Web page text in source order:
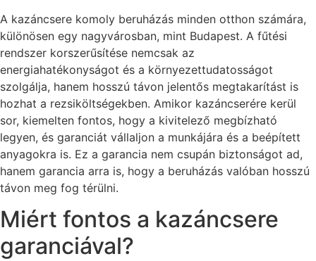
A kazáncsere komoly beruházás minden otthon számára,
különösen egy nagyvárosban, mint Budapest. A fűtési
rendszer korszerűsítése nemcsak az
energiahatékonyságot és a környezettudatosságot
szolgálja, hanem hosszú távon jelentős megtakarítást is
hozhat a rezsiköltségekben. Amikor kazáncserére kerül
sor, kiemelten fontos, hogy a kivitelező megbízható
legyen, és garanciát vállaljon a munkájára és a beépített
anyagokra is. Ez a garancia nem csupán biztonságot ad,
hanem garancia arra is, hogy a beruházás valóban hosszú
távon meg fog térülni.
Miért fontos a kazáncsere
garanciával?